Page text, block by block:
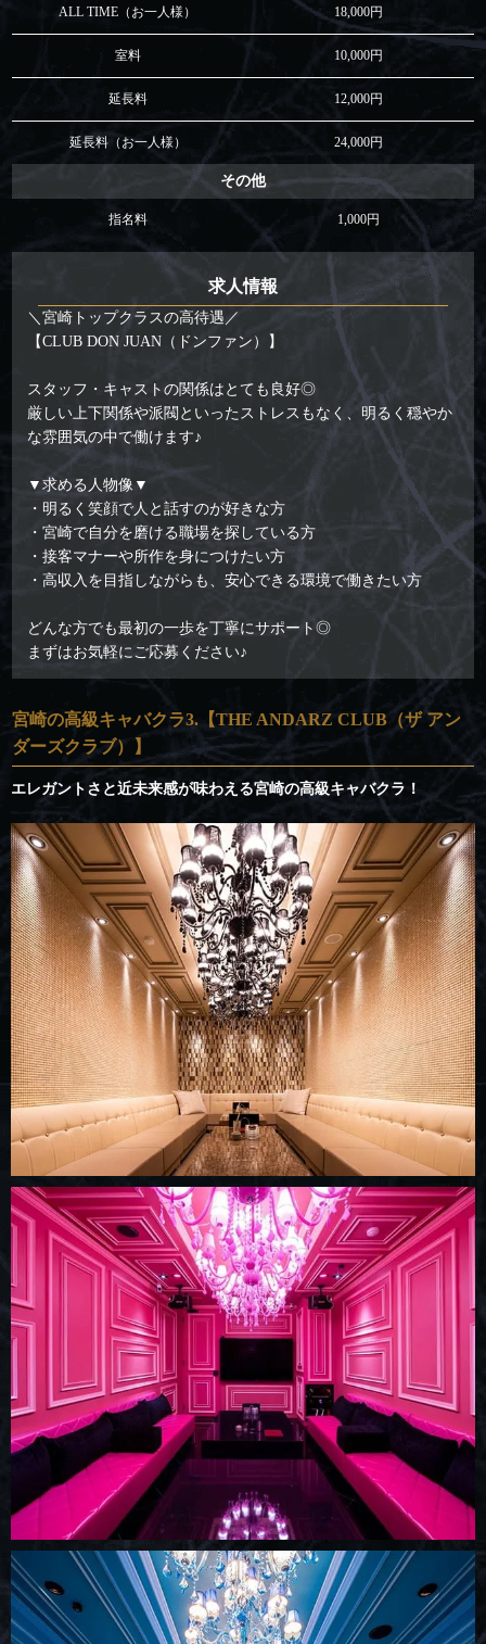
ALL TIME（お一人様） 18,000円
室料 10,000円
延長料 12,000円
延長料（お一人様） 24,000円
その他
指名料 1,000円
求人情報
＼宮崎トップクラスの高待遇／
【CLUB DON JUAN（ドンファン）】
スタッフ・キャストの関係はとても良好◎
厳しい上下関係や派閥といったストレスもなく、明るく穏やか
な雰囲気の中で働けます♪
▼求める人物像▼
・明るく笑顔で人と話すのが好きな方
・宮崎で自分を磨ける職場を探している方
・接客マナーや所作を身につけたい方
・高収入を目指しながらも、安心できる環境で働きたい方
どんな方でも最初の一歩を丁寧にサポート◎
まずはお気軽にご応募ください♪
宮崎の高級キャバクラ3.【THE ANDARZ CLUB（ザ アン
ダーズクラブ）】
エレガントさと近未来感が味わえる宮崎の高級キャバクラ！